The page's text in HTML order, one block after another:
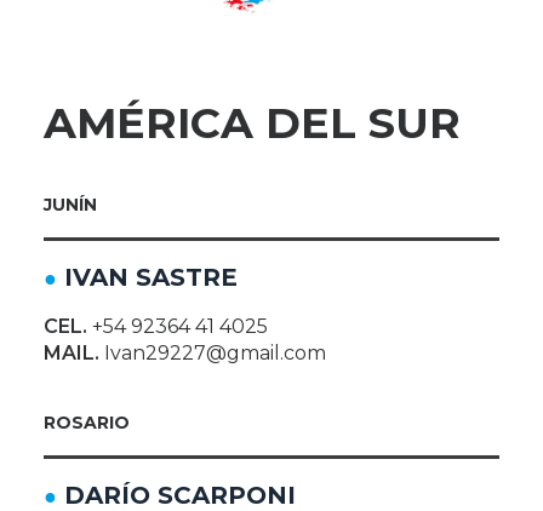
AMÉRICA DEL SUR
JUNÍN
● IVAN SASTRE
CEL. +54 92364 41 4025
MAIL. Ivan29227@gmail.com
ROSARIO
● DARÍO SCARPONI